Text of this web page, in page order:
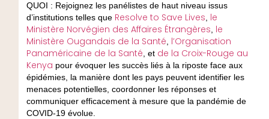
QUOI : Rejoignez les panélistes de haut niveau issus
d’institutions telles que Resolve to Save Lives, le
Ministère Norvégien des Affaires Étrangères, le
Ministère Ougandais de la Santé, l’Organisation
Panaméricaine de la Santé, et de la Croix-Rouge au
Kenya pour évoquer les succès liés à la riposte face aux
épidémies, la manière dont les pays peuvent identifier les
menaces potentielles, coordonner les réponses et
communiquer efficacement à mesure que la pandémie de
COVID-19 évolue.